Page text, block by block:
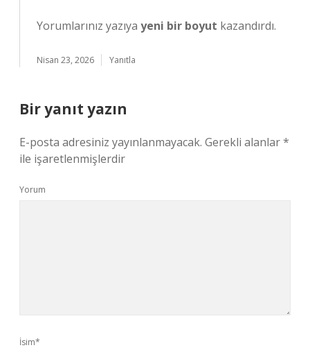
Yorumlarınız yazıya yeni bir boyut kazandırdı.
Nisan 23, 2026 Yanıtla
Bir yanıt yazın
E-posta adresiniz yayınlanmayacak. Gerekli alanlar*
ile işaretlenmişlerdir
Yorum
İsim*